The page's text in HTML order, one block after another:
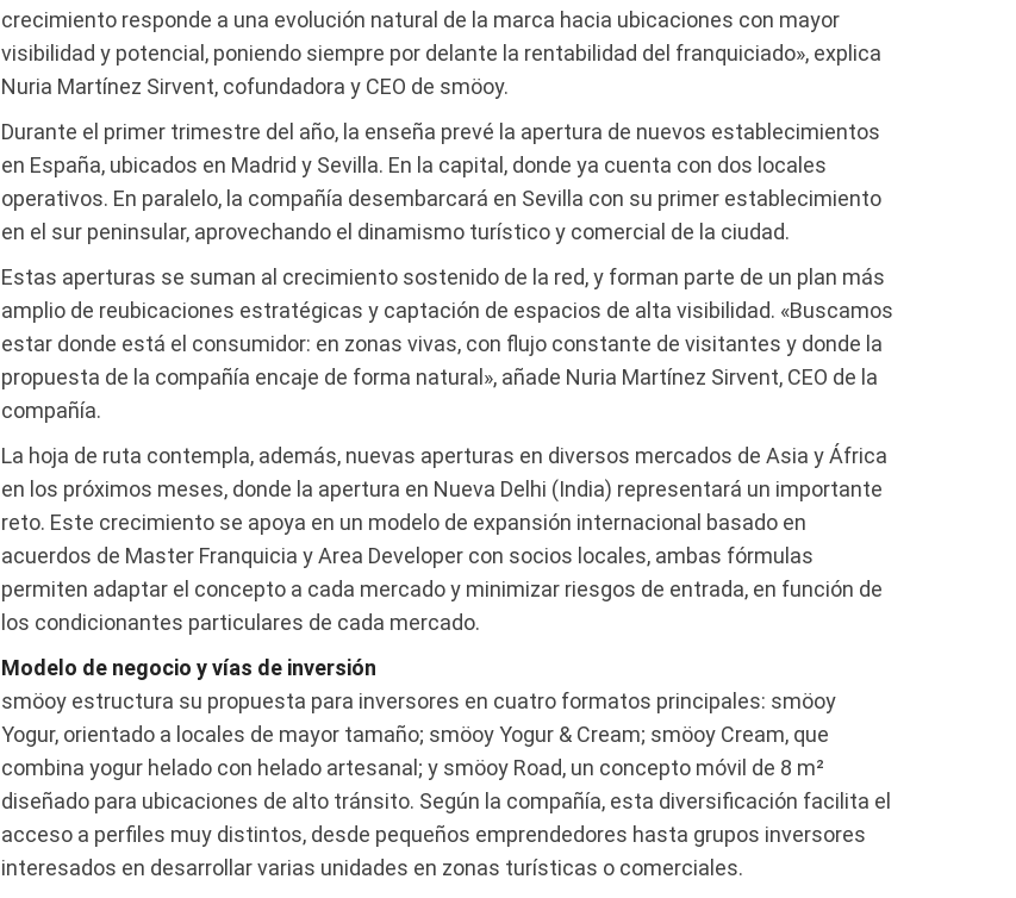
crecimiento responde a una evolución natural de la marca hacia ubicaciones con mayor
visibilidad y potencial, poniendo siempre por delante la rentabilidad del franquiciado», explica
Nuria Martínez Sirvent, cofundadora y CEO de smöoy.
Durante el primer trimestre del año, la enseña prevé la apertura de nuevos establecimientos
en España, ubicados en Madrid y Sevilla. En la capital, donde ya cuenta con dos locales
operativos. En paralelo, la compañía desembarcará en Sevilla con su primer establecimiento
en el sur peninsular, aprovechando el dinamismo turístico y comercial de la ciudad.
Estas aperturas se suman al crecimiento sostenido de la red, y forman parte de un plan más
amplio de reubicaciones estratégicas y captación de espacios de alta visibilidad. «Buscamos
estar donde está el consumidor: en zonas vivas, con flujo constante de visitantes y donde la
propuesta de la compañía encaje de forma natural», añade Nuria Martínez Sirvent, CEO de la
compañía.
La hoja de ruta contempla, además, nuevas aperturas en diversos mercados de Asia y África
en los próximos meses, donde la apertura en Nueva Delhi (India) representará un importante
reto. Este crecimiento se apoya en un modelo de expansión internacional basado en
acuerdos de Master Franquicia y Area Developer con socios locales, ambas fórmulas
permiten adaptar el concepto a cada mercado y minimizar riesgos de entrada, en función de
los condicionantes particulares de cada mercado.
Modelo de negocio y vías de inversión
smöoy estructura su propuesta para inversores en cuatro formatos principales: smöoy
Yogur, orientado a locales de mayor tamaño; smöoy Yogur & Cream; smöoy Cream, que
combina yogur helado con helado artesanal; y smöoy Road, un concepto móvil de 8 m²
diseñado para ubicaciones de alto tránsito. Según la compañía, esta diversificación facilita el
acceso a perfiles muy distintos, desde pequeños emprendedores hasta grupos inversores
interesados en desarrollar varias unidades en zonas turísticas o comerciales.